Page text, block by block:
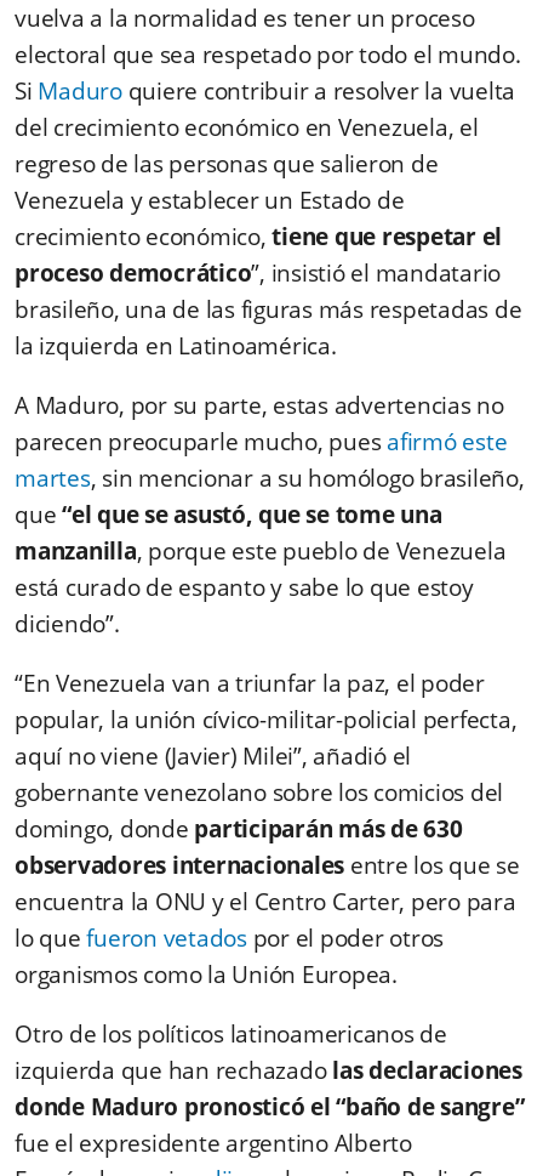
vuelva a la normalidad es tener un proceso
electoral que sea respetado por todo el mundo.
Si Maduroquiere contribuir a resolver la vuelta
del crecimiento económico en Venezuela, el
regreso de las personas que salieron de
Venezuela y establecer un Estado de
crecimiento económico,tiene que respetar el
proceso democrático”, insistió el mandatario
brasileño, una de las figuras más respetadas de
la izquierda en Latinoamérica.
A Maduro, por su parte, estas advertencias no
parecen preocuparle mucho, puesafirmó este
martes, sin mencionar a su homólogo brasileño,
que“el que se asustó, que se tome una
manzanilla, porque este pueblo de Venezuela
está curado de espanto y sabe lo que estoy
diciendo”.
“En Venezuela van a triunfar la paz, el poder
popular, la unión cívico-militar-policial perfecta,
aquí no viene (Javier) Milei”, añadió el
gobernante venezolano sobre los comicios del
domingo, donde participarán más de 630
observadores internacionales entre los que se
encuentra la ONU y el Centro Carter, pero para
lo quefueron vetadospor el poder otros
organismos como la Unión Europea.
Otro de los políticos latinoamericanos de
izquierda que han rechazadolas declaraciones
donde Maduro pronosticó el “baño de sangre”
fue el expresidente argentino Alberto